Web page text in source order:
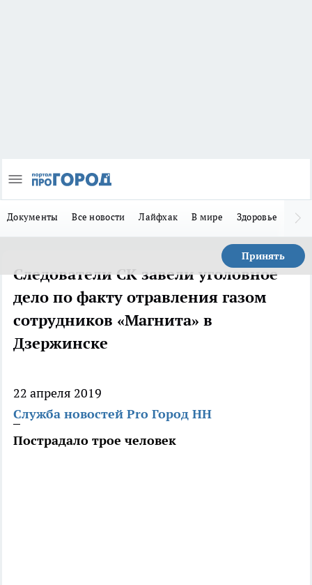
Документы Все новости Лайфхак В мире Здоровье
Принять
Следователи СК завели уголовное
дело по факту отравления газом
сотрудников «Магнита» в
Дзержинске
22 апреля 2019
Служба новостей Pro Город НН
Пострадало трое человек